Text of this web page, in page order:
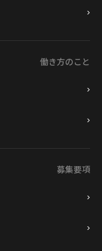
働き方のこと
募集要項